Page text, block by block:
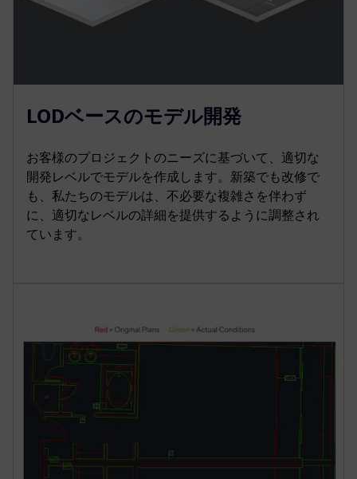
LODベースのモデル開発
お客様のプロジェクトのニーズに基づいて、適切な
開発レベルでモデルを作成します。新築でも改修で
も、私たちのモデルは、不必要な複雑さを伴わず
に、適切なレベルの詳細を提供するように調整され
ています。